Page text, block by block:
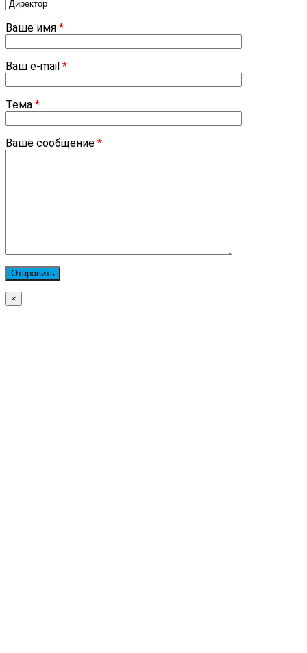
Ваше имя *
Ваш e-mail *
Тема *
Ваше сообщение *
×